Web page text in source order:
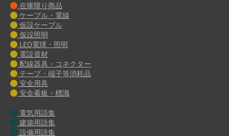
在庫限り商品
ケーブル・電線
仮設ケーブル
仮設照明
LED電球・照明
電設資材
配線器具・コネクター
テープ・端子等消耗品
安全用具
安全看板・標識
電気用語集
建築用語集
設備用語集